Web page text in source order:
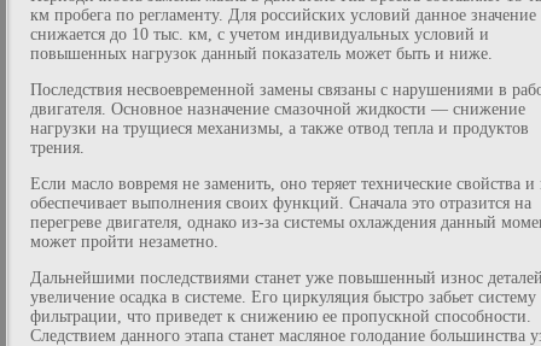
км пробега по регламенту. Для российских условий данное значение
снижается до 10 тыс. км, с учетом индивидуальных условий и
повышенных нагрузок данный показатель может быть и ниже.
Последствия несвоевременной замены связаны с нарушениями в
двигателя. Основное назначение смазочной жидкости — снижение
нагрузки на трущиеся механизмы, а также отвод тепла и продуктов
трения.
Если масло вовремя не заменить, оно теряет технические свойства и
обеспечивает выполнения своих функций. Сначала это отразится на
перегреве двигателя, однако из-за системы охлаждения данный
может пройти незаметно.
Дальнейшими последствиями станет уже повышенный износ
увеличение осадка в системе. Его циркуляция быстро забьет систему
фильтрации, что приведет к снижению ее пропускной способности.
Следствием данного этапа станет масляное голодание большинства